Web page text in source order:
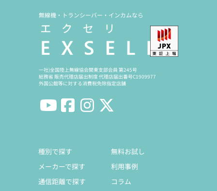
無線機・トランシーバー・インカムなら
一社)全国陸上無線協会関東支部会員 第245号
総務省 販売代理店届出制度 代理店届出番号C1909977
外国公館等に対する消費税免除指定店舗
種別で探す
メーカーで探す
通信距離で探す
無料お試し
利用事例
コラム